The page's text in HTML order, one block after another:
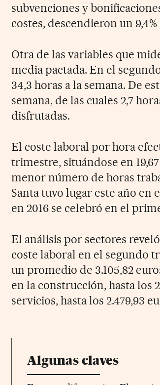
subvenciones y
costes, descendieron un
Otra de las variables que
media pactada. En el
34,3 horas a la semana. De
semana, de las cuales 2,7
disfrutadas.
El coste laboral por hora
trimestre, situándose en
menor número de horas
Santa tuvo lugar este año
en 2016 se celebró en el
El análisis por sectores
coste laboral en el segundo
un promedio de 3.105,82
en la construcción, hasta los
servicios, hasta los 2.479,93
Algunas claves